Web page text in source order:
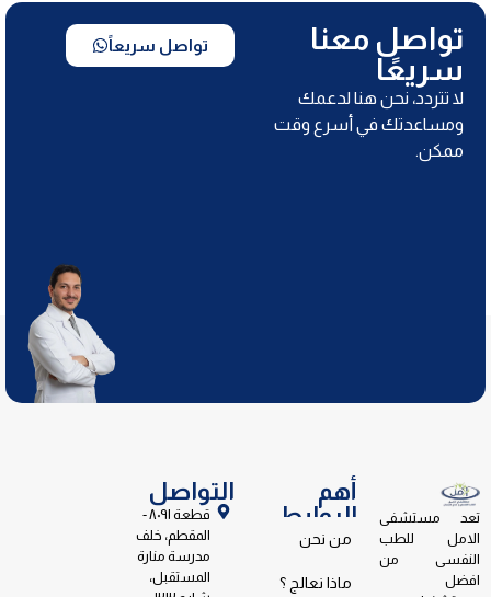
تواصل معنا
سريعًا
لا تتردد، نحن هنا لدعمك
ومساعدتك في أسرع وقت
ممكن.
تواصل سريعاً
تعد مستشفى
الامل للطب
النفسى من
افضل
أهم
الروابط
من نحن
ماذا نعالج ؟
التواصل
قطعة ٨٠٩١ -
المقطم، خلف
مدرسة منارة
المستقبل،